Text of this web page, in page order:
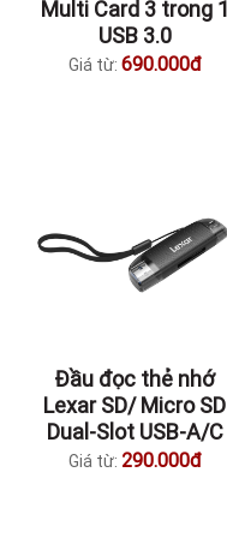
Multi Card 3 trong 1
USB 3.0
Giá từ: 690.000đ
Đầu đọc thẻ nhớ
Lexar SD/ Micro SD
Dual-Slot USB-A/C
Giá từ: 290.000đ